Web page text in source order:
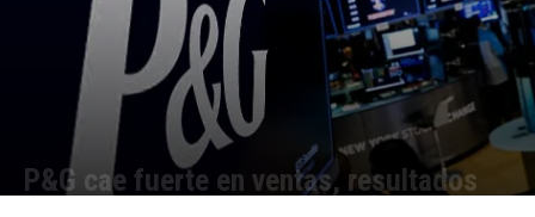
P&G cae fuerte en ventas, resultados